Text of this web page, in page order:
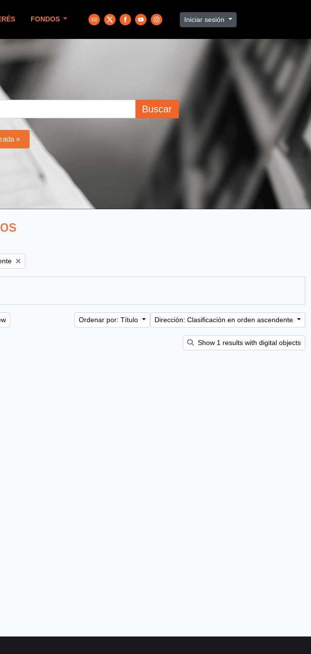
FONDOS Iniciar sesión
Buscar
»
filter:
Ordenar por: Título Dirección: Clasificación en orden ascendente
Show 1 results with digital objects